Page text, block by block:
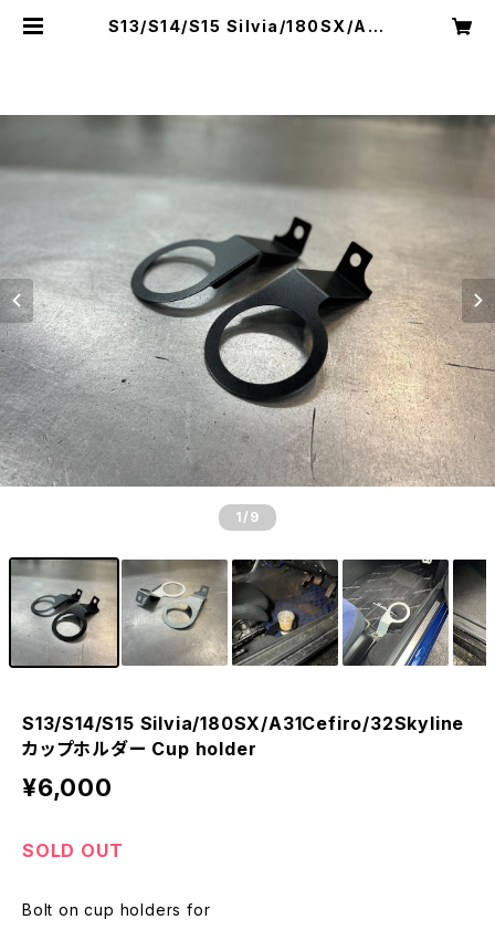
S13/S14/S15 Silvia/180SX/A31
1 /9
S13/S14/S15 Silvia/180SX/A31Cefiro/32Skyline
カップホルダー Cup holder
¥6,000
SOLD OUT
Bolt on cup holders for